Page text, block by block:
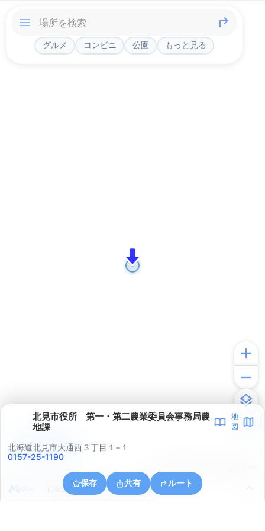
グルメ コンビニ 公園 もっと見る
北見市役所 第一・第二農業委員会事務局農
地課
地
図
北海道北見市大通西３丁目１−１
0157-25-1190
保存 共有 ルート
北海道北見市中ノ島町３丁目１３
アプリで見る